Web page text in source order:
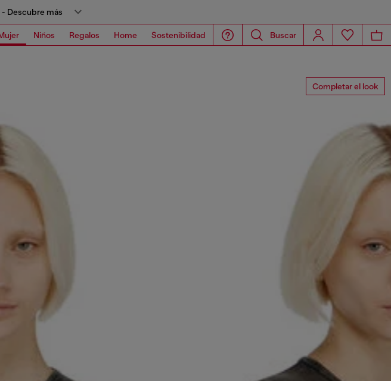
- Descubre más
Niños Regalos Home Sostenibilidad Buscar
Completar el look